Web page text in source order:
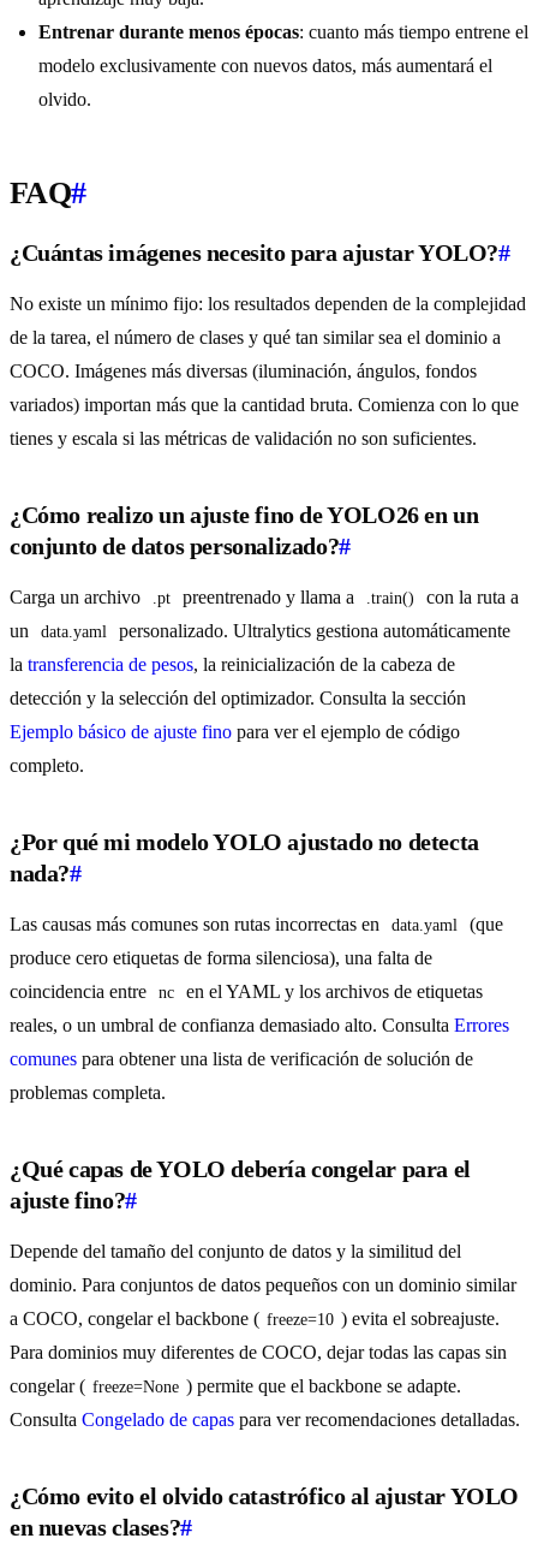
Entrenar durante menos épocas: cuanto más tiempo entrene el
modelo exclusivamente con nuevos datos, más aumentará el
olvido.
FAQ#
¿Cuántas imágenes necesito para ajustar YOLO?#
No existe un mínimo fijo: los resultados dependen de la complejidad
de la tarea, el número de clases y qué tan similar sea el dominio a
COCO. Imágenes más diversas (iluminación, ángulos, fondos
variados) importan más que la cantidad bruta. Comienza con lo que
tienes y escala si las métricas de validación no son suficientes.
¿Cómo realizo un ajuste fino de YOLO26 en un
conjunto de datos personalizado?#
Carga un archivo .pt preentrenado y llama a .train()
con la ruta a
un
data.yaml
personalizado. Ultralytics gestiona automáticamente
la transferencia de pesos, la reinicialización de la cabeza de
detección y la selección del optimizador. Consulta la sección
Ejemplo básico de ajuste fino para ver el ejemplo de código
completo.
¿Por qué mi modelo YOLO ajustado no detecta
nada?#
Las causas más comunes son rutas incorrectas en data.yaml
(que
produce cero etiquetas de forma silenciosa), una falta de
coincidencia entre
nc
en el YAML y los archivos de etiquetas
reales, o un umbral de confianza demasiado alto. Consulta Errores
comunes para obtener una lista de verificación de solución de
problemas completa.
¿Qué capas de YOLO debería congelar para el
ajuste fino?#
Depende del tamaño del conjunto de datos y la similitud del
dominio. Para conjuntos de datos pequeños con un dominio similar
a COCO, congelar el backbone ( freeze=10 ) evita el sobreajuste.
Para dominios muy diferentes de COCO, dejar todas las capas sin
congelar ( freeze=None ) permite que el backbone se adapte.
Consulta Congelado de capas para ver recomendaciones detalladas.
¿Cómo evito el olvido catastrófico al ajustar YOLO
en nuevas clases?#